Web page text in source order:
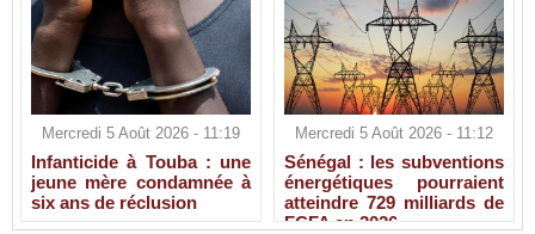
Mercredi 5 Août 2026 - 11:19
Infanticide à Touba : une
jeune mère condamnée à
six ans de réclusion
Mercredi 5 Août 2026 - 11:12
Sénégal : les subventions
énergétiques pourraient
atteindre 729 milliards de
FCFA en 2026